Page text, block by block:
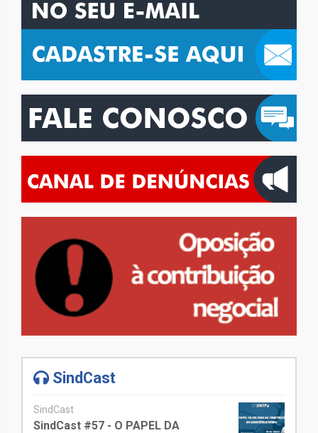
SindCast
SindCast
SindCast #57 - O PAPEL DA